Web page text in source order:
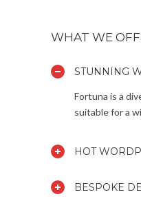
WHAT WE
STUNNING
Fortuna is a
suitable for a
HOT
BESPOKE